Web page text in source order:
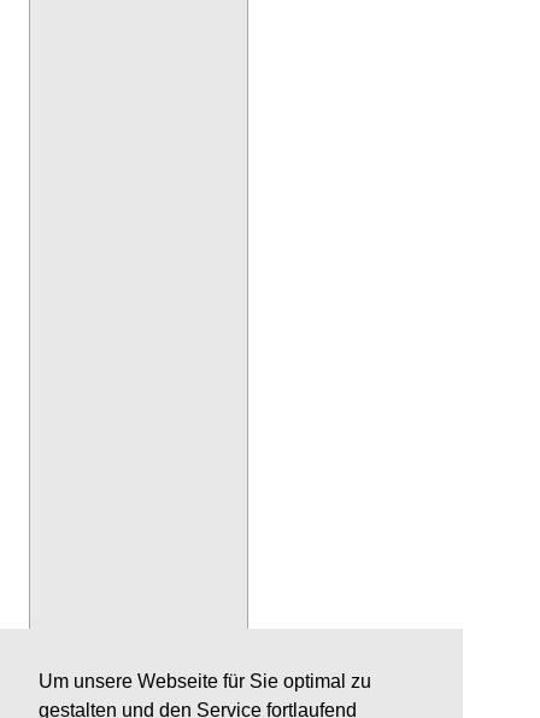
Um unsere Webseite für Sie optimal zu
gestalten und den Service fortlaufend